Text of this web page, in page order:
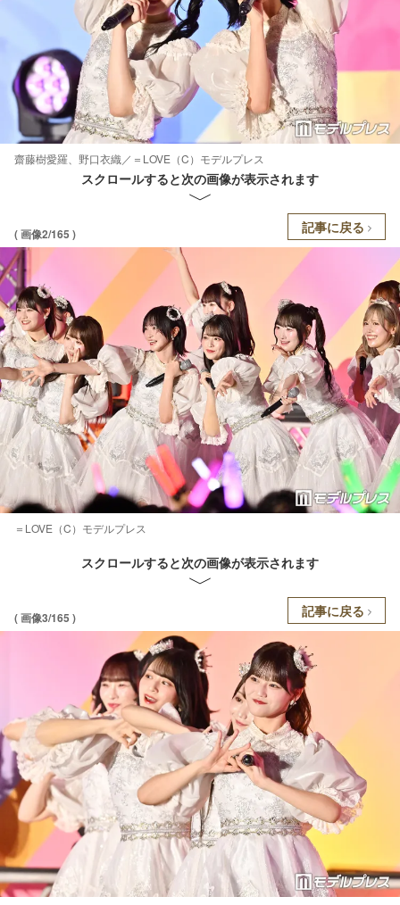
齋藤樹愛羅、野口衣織／＝LOVE（C）モデルプレス
スクロールすると次の画像が表示されます
( 画像2/165 ) 記事に戻る
＝LOVE（C）モデルプレス
スクロールすると次の画像が表示されます
( 画像3/165 ) 記事に戻る